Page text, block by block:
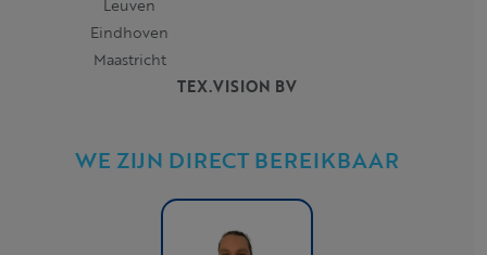
TEX.VISION BV
WE ZIJN DIRECT BEREIKBAAR
Leuven
Eindhoven
Maastricht